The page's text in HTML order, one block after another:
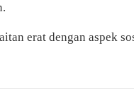
erat dengan aspek